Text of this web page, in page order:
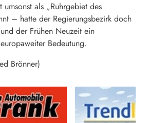
als „Ruhrgebiet des
– hatte der Regierungsbezirk doch
der Frühen Neuzeit ein
Bedeutung.
Brönner)